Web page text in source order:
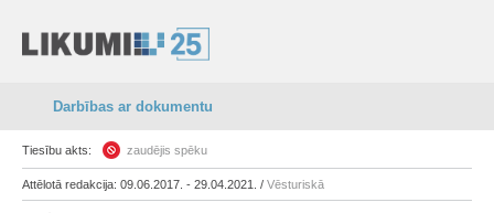
Darbības ar dokumentu
Tiesību akts: zaudējis spēku
Attēlotā redakcija: 09.06.2017. - 29.04.2021. / Vēsturiskā